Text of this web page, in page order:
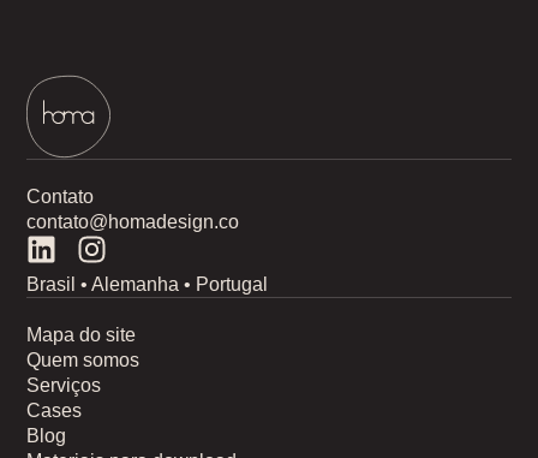
Contato
contato@homadesign.co
Brasil • Alemanha • Portugal
Mapa do site
Quem somos
Serviços
Cases
Blog